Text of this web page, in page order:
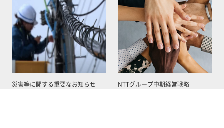
災害等に関する重要なお知らせ NTTグループ中期経営戦略